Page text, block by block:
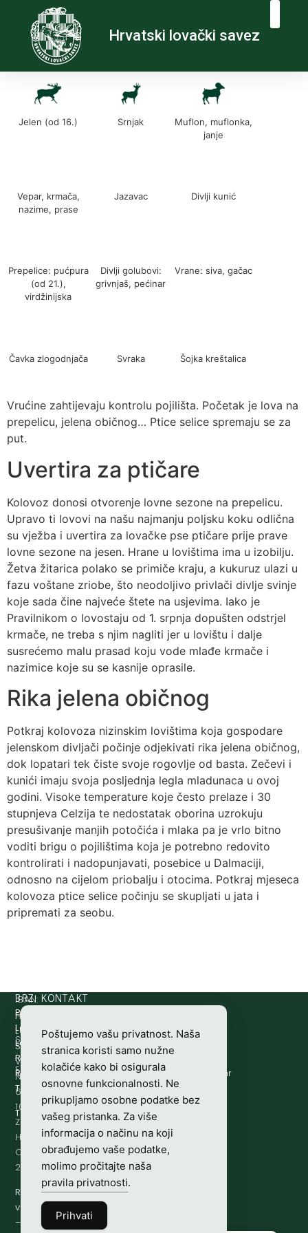
Hrvatski lovački savez
Jelen (od 16.) Srnjak
Muflon, muflonka,
janje
Vepar, krmača,
nazime, prase
Jazavac Divlji kunić
Prepelice: pućpura
(od 21.),
virdžinijska
Divlji golubovi:
grivnjaš, pećinar
Vrane: siva, gačac
Čavka zlogodnjača Svraka Šojka kreštalica
Vrućine zahtijevaju kontrolu pojilišta. Početak je lova na
prepelicu, jelena običnog… Ptice selice spremaju se za
put.
Uvertira za ptičare
Kolovoz donosi otvorenje lovne sezone na prepelicu.
Upravo ti lovovi na našu najmanju poljsku koku odlična
su vježba i uvertira za lovačke pse ptičare prije prave
lovne sezone na jesen. Hrane u lovištima ima u izobilju.
Žetva žitarica polako se primiče kraju, a kukuruz ulazi u
fazu voštane zriobe, što neodoljivo privlači divlje svinje
koje sada čine najveće štete na usjevima. Iako je
Pravilnikom o lovostaju od 1. srpnja dopušten odstrjel
krmače, ne treba s njim nagliti jer u lovištu i dalje
susrećemo malu prasad koju vode mlađe krmače i
nazimice koje su se kasnije oprasile.
Rika jelena običnog
Potkraj kolovoza nizinskim lovištima koja gospodare
jelenskom divljači počinje odjekivati rika jelena običnog,
dok lopatari tek čiste svoje rogovlje od basta. Zečevi i
kunići imaju svoja posljednja legla mladunaca u ovoj
godini. Visoke temperature koje često prelaze i 30
stupnjeva Celzija te nedostatak oborina uzrokuju
presušivanje manjih potočića i mlaka pa je vrlo bitno
voditi brigu o pojilištima koja je potrebno redovito
kontrolirati i nadopunjavati, posebice u Dalmaciji,
odnosno na cijelom priobalju i otocima. Potkraj mjeseca
kolovoza ptice selice počinju se skupljati u jata i
pripremati za seobu.
HRVATSKI
LOVAČKI
SAVEZ
Vladimira
Nazora
63
10000
Zagreb,
Hrvatska
OIB-
28817560444
Radno
vrijeme:
–
IBAN:
HR8124020061100501497
SWIFT/BIC
:
ESBCHR22
BRZI KONTAKT
Prijava štete:
Lovne iskaznice:
rh.moc.slh
@acinzaksi
Lovno osposobljavanje:
rh.ude-slh
@ofni
Redakcija/ digitalni mediji:@aidem
Računovodstvo:
rh.moc.slh
@ovtsdovonucar
Tajništvo:
rh.sl
@slh
Telefon: +385 (0)1 48 34 560
Poštujemo vašu privatnost. Naša
stranica koristi samo nužne
kolačiće kako bi osigurala
osnovne funkcionalnosti. Ne
prikupljamo osobne podatke bez
vašeg pristanka. Za više
informacija o načinu na koji
obrađujemo vaše podatke,
molimo pročitajte naša
pravila privatnosti.
Prihvati